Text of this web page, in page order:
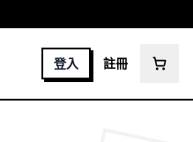
登入 註冊